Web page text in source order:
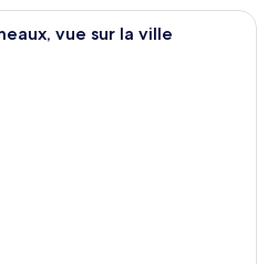
Une chambre d’hôtel avec deux lits,
vue sur la ville